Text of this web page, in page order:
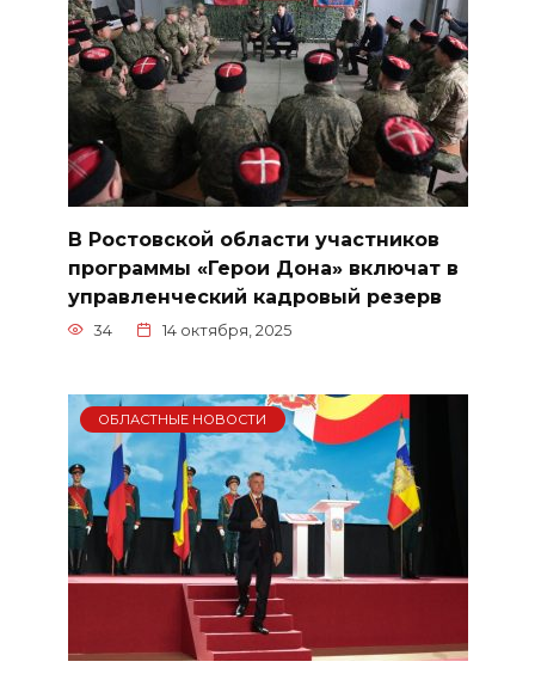
В Ростовской области участников
программы «Герои Дона» включат в
управленческий кадровый резерв
34 14 октября, 2025
ОБЛАСТНЫЕ НОВОСТИ